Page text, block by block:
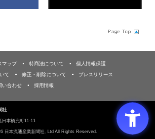
マップ 特商法について
個人情報保護
て
修正・削除について
プレスリリース
い合わせ 採用情報
社
本橋兜町11-11
日本流通産業新聞社, Ltd All Rights Reserved.